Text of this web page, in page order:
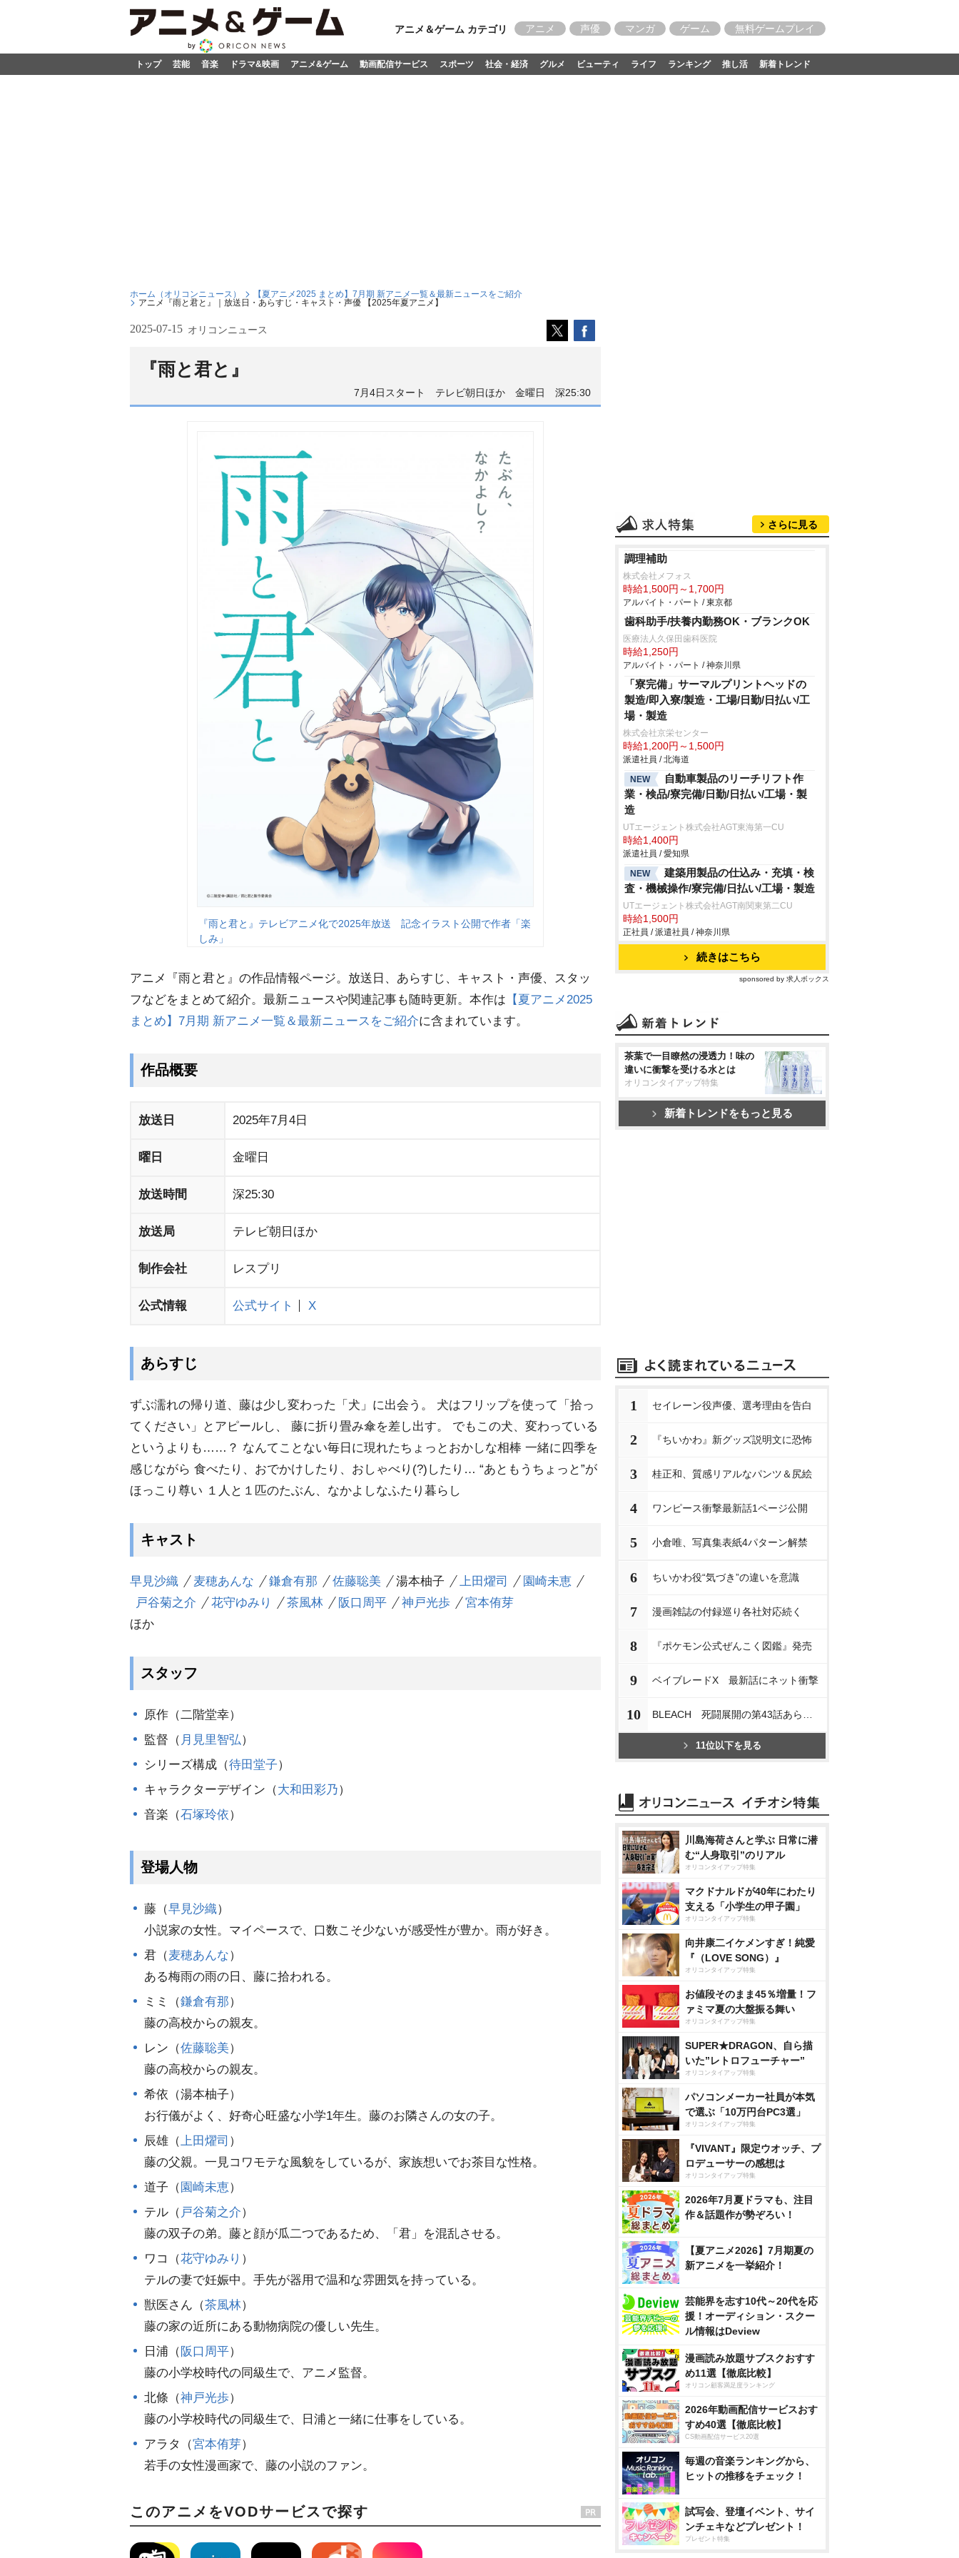
アニメ＆ゲーム カテゴリ アニメ 声優 マンガ ゲーム 無料ゲームプレイ
トップ 芸能 音楽 ドラマ&映画 アニメ&ゲーム 動画配信サービス スポーツ 社会・経済 グルメ ビューティ ライフ ランキング 推し活 新着トレンド
ホーム（オリコンニュース）
【夏アニメ2025 まとめ】7月期 新アニメ一覧＆最新ニュースをご紹介
アニメ『雨と君と』｜放送日・あらすじ・キャスト・声優 【2025年夏アニメ】
2025-07-15 オリコンニュース
『雨と君と』
7月4日スタート テレビ朝日ほか 金曜日 深25:30
『雨と君と』テレビアニメ化で2025年放送 記念イラスト公開で作者「楽
しみ」
アニメ『雨と君と』の作品情報ページ。放送日、あらすじ、キャスト・声優、スタッ
フなどをまとめて紹介。最新ニュースや関連記事も随時更新。本作は 【夏アニメ2025
まとめ】7月期 新アニメ一覧＆最新ニュースをご紹介に含まれています。
作品概要
放送日 2025年7月4日
曜日 金曜日
放送時間 深25:30
放送局 テレビ朝日ほか
制作会社 レスプリ
公式情報 公式サイト X
あらすじ
ずぶ濡れの帰り道、藤は少し変わった「犬」に出会う。 犬はフリップを使って「拾っ
てください」とアピールし、 藤に折り畳み傘を差し出す。 でもこの犬、変わっている
というよりも……？ なんてことない毎日に現れたちょっとおかしな相棒 一緒に四季を
感じながら 食べたり、おでかけしたり、おしゃべり(?)したり… “あともうちょっと”が
ほっこり尊い １人と１匹のたぶん、なかよしなふたり暮らし
キャスト
早見沙織 麦穂あんな 鎌倉有那 佐藤聡美 湯本柚子 上田燿司
園崎未恵
戸谷菊之介
花守ゆみり 茶風林 阪口周平 神戸光歩
宮本侑芽
ほか
スタッフ
原作（二階堂幸）
監督（ 月見里智弘）
シリーズ構成（待田堂子）
キャラクターデザイン（大和田彩乃）
音楽（石塚玲依）
登場人物
藤（早見沙織）
小説家の女性。マイペースで、口数こそ少ないが感受性が豊か。雨が好き。
君（麦穂あんな）
ある梅雨の雨の日、藤に拾われる。
ミミ（鎌倉有那）
藤の高校からの親友。
レン（佐藤聡美）
藤の高校からの親友。
希依（湯本柚子）
お行儀がよく、好奇心旺盛な小学1年生。藤のお隣さんの女の子。
辰雄（ 上田燿司 ）
藤の父親。一見コワモテな風貌をしているが、家族想いでお茶目な性格。
道子（ 園崎未恵）
テル（ 戸谷菊之介）
藤の双子の弟。藤と顔が瓜二つであるため、「君」を混乱させる。
ワコ（花守ゆみり ）
テルの妻で妊娠中。手先が器用で温和な雰囲気を持っている。
獣医さん（茶風林）
藤の家の近所にある動物病院の優しい先生。
日浦（ 阪口周平）
藤の小学校時代の同級生で、アニメ監督。
北條（神戸光歩）
藤の小学校時代の同級生で、日浦と一緒に仕事をしている。
アラタ（宮本侑芽）
若手の女性漫画家で、藤の小説のファン。
このアニメをVODサービスで探す
さらに見る
調理補助
株式会社メフォス
時給1,500円～1,700円
アルバイト・パート / 東京都
歯科助手/扶養内勤務OK・ブランクOK
医療法人久保田歯科医院
時給1,250円
アルバイト・パート / 神奈川県
「寮完備」サーマルプリントヘッドの
製造/即入寮/製造・工場/日勤/日払い/工
場・製造
株式会社京栄センター
時給1,200円～1,500円
派遣社員 / 北海道
NEW
自動車製品のリーチリフト作
業・検品/寮完備/日勤/日払い/工場・製
造
UTエージェント株式会社AGT東海第一CU
時給1,400円
派遣社員 / 愛知県
NEW
建築用製品の仕込み・充填・検
査・機械操作/寮完備/日払い/工場・製造
UTエージェント株式会社AGT南関東第二CU
時給1,500円
正社員 / 派遣社員 / 神奈川県
続きはこちら
sponsored by 求人ボックス
茶葉で一目瞭然の浸透力！味の
違いに衝撃を受ける水とは
オリコンタイアップ特集
新着トレンドをもっと見る
1 セイレーン役声優、選考理由を告白
2 『ちいかわ』新グッズ説明文に恐怖
3 桂正和、質感リアルなパンツ＆尻絵
4 ワンピース衝撃最新話1ページ公開
5 小倉唯、写真集表紙4パターン解禁
6 ちいかわ役“気づき”の違いを意識
7 漫画雑誌の付録巡り各社対応続く
8 『ポケモン公式ぜんこく図鑑』発売
9 ベイブレードX 最新話にネット衝撃
10
11位以下を見る
川島海荷さんと学ぶ 日常に潜
む“人身取引”のリアル
オリコンタイアップ特集
マクドナルドが40年にわたり
支える「小学生の甲子園」
オリコンタイアップ特集
向井康二イケメンすぎ！純愛
『（LOVE SONG）』
オリコンタイアップ特集
お値段そのまま45％増量！フ
ァミマ夏の大盤振る舞い
オリコンタイアップ特集
SUPER★DRAGON、自ら描
いた”レトロフューチャー”
オリコンタイアップ特集
パソコンメーカー社員が本気
で選ぶ「10万円台PC3選」
オリコンタイアップ特集
『VIVANT』限定ウオッチ、プ
ロデューサーの感想は
オリコンタイアップ特集
2026年7月夏ドラマも、注目
作＆話題作が勢ぞろい！
【夏アニメ2026】7月期夏の
新アニメを一挙紹介！
芸能界を志す10代～20代を応
援！オーディション・スクー
ル情報はDeview
漫画読み放題サブスクおすす
め11選【徹底比較】
オリコン顧客満足度ランキング
2026年動画配信サービスおす
すめ40選【徹底比較】
CS動画配信サービス20選
毎週の音楽ランキングから、
ヒットの推移をチェック！
試写会、登壇イベント、サイ
ンチェキなどプレゼント！
プレゼント特集